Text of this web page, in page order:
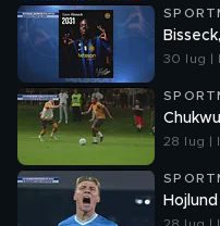
30 lug |
28 lug |